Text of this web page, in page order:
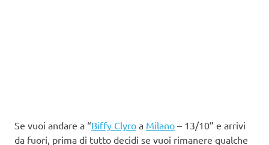
Se vuoi andare a “Biffy Clyro a Milano – 13/10” e arrivi
da fuori, prima di tutto decidi se vuoi rimanere qualche